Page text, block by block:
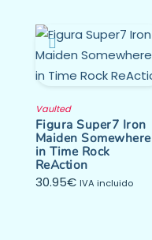
Vaulted
Figura Super7 Iron
Maiden Somewhere
in Time Rock
ReAction
30.95€ IVA incluido